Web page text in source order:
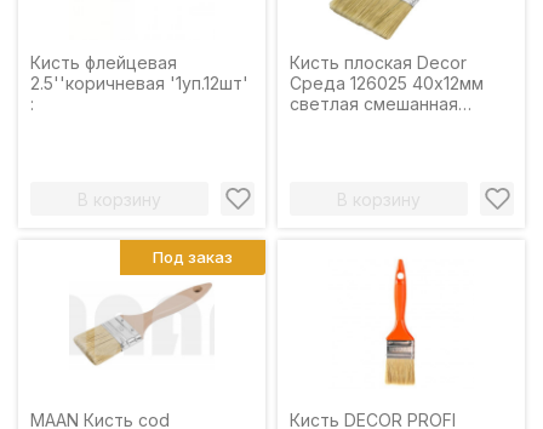
Кисть флейцевая
2.5''коричневая '1уп.12шт'
:
В корзину
Кисть плоская Decor
Среда 126025 40х12мм
светлая смешанная
В корзину
MAAN Кисть cod
Под заказ
Кисть DECOR PROFI